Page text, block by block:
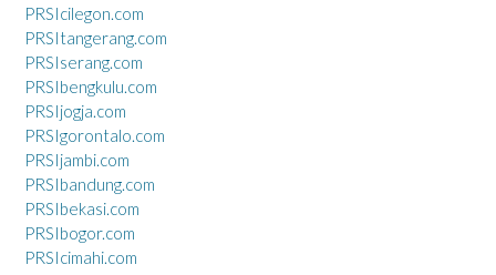
PRSIcilegon.com
PRSItangerang.com
PRSIserang.com
PRSIbengkulu.com
PRSIjogja.com
PRSIgorontalo.com
PRSIjambi.com
PRSIbandung.com
PRSIbekasi.com
PRSIbogor.com
PRSIcimahi.com